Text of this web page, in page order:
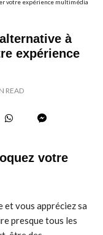
votre expérience multimédia
à
expérience
READ
votre
et vous appréciez sa
presque tous les